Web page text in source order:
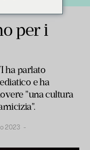
per i
ha parlato
e ha
"una cultura
2023 -